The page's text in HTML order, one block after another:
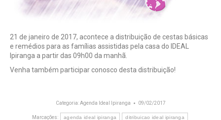
21 de janeiro de 2017, acontece a distribuição de cestas básicas
e remédios para as famílias assistidas pela casa do IDEAL
Ipiranga a partir das 09h00 da manhã.
Venha também participar conosco desta distribuição!
Categoria:Agenda Ideal Ipiranga 09/02/2017
Marcações: agenda ideal ipiranga ditribuicao ideal ipiranga